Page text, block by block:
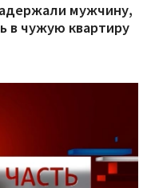
мужчину,
в чужую квартиру